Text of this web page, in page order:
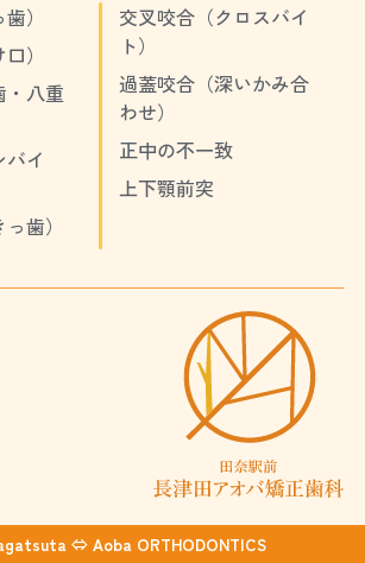
）
）
・八重
イ
歯）
交叉咬合（クロスバイ
ト）
過蓋咬合（深いかみ合
わせ）
正中の不一致
上下顎前突
⇔ Aoba ORTHODONTICS